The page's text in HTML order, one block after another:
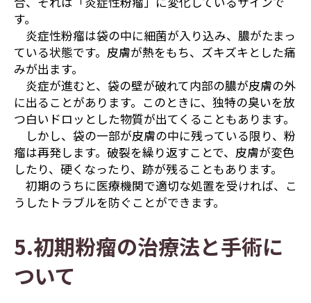
す。
炎症性粉瘤は袋の中に細菌が入り込み、膿がたまっ
ている状態です。皮膚が熱をもち、ズキズキとした痛
みが出ます。
炎症が進むと、袋の壁が破れて内部の膿が皮膚の外
に出ることがあります。このときに、独特の臭いを放
つ白いドロッとした物質が出てくることもあります。
しかし、袋の一部が皮膚の中に残っている限り、粉
瘤は再発します。破裂を繰り返すことで、皮膚が変色
したり、硬くなったり、跡が残ることもあります。
初期のうちに医療機関で適切な処置を受ければ、こ
うしたトラブルを防ぐことができます。
5.初期粉瘤の治療法と手術に
ついて